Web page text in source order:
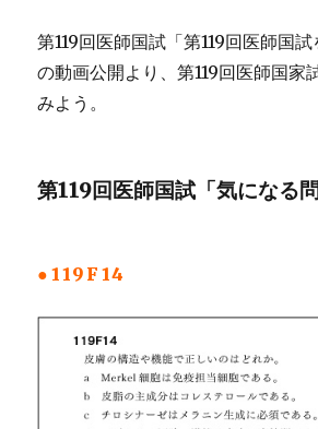
第119回医師国試「第119回医師国試
の動画公開より、第119回医師国家
みよう。
第119回医師国試「気になる問
●119F14